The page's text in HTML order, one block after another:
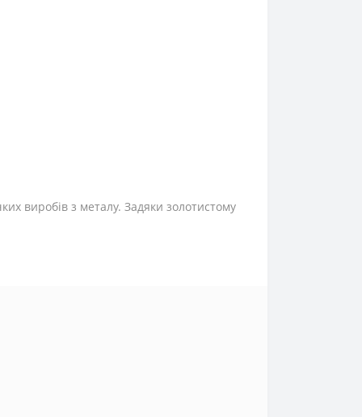
виробів з металу. Задяки золотистому